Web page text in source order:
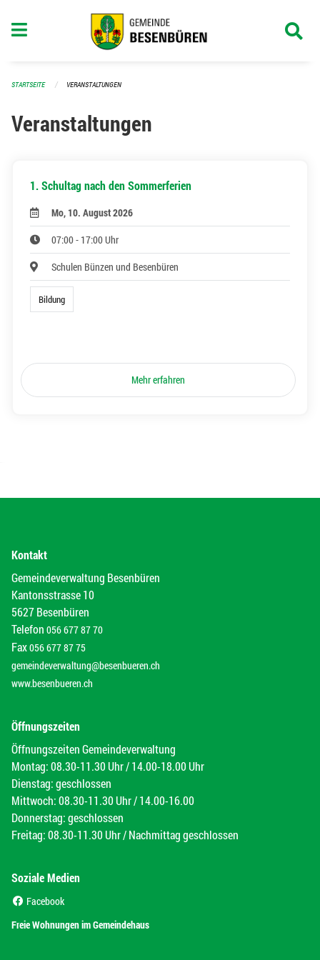
STARTSEITE VERANSTALTUNGEN
Veranstaltungen
1. Schultag nach den Sommerferien
Mo, 10. August 2026
07:00 - 17:00 Uhr
Schulen Bünzen und Besenbüren
Bildung
Mehr erfahren
Kontakt
Gemeindeverwaltung Besenbüren
Kantonsstrasse 10
5627 Besenbüren
Telefon 056 677 87 70
Fax056 677 87 75
gemeindeverwaltung@besenbueren.ch
www.besenbueren.ch
Öffnungszeiten
Öffnungszeiten Gemeindeverwaltung
Montag: 08.30-11.30 Uhr / 14.00-18.00 Uhr
Dienstag: geschlossen
Mittwoch: 08.30-11.30 Uhr / 14.00-16.00
Donnerstag: geschlossen
Freitag: 08.30-11.30 Uhr / Nachmittag geschlossen
Soziale Medien
Facebook
Freie Wohnungen im Gemeindehaus